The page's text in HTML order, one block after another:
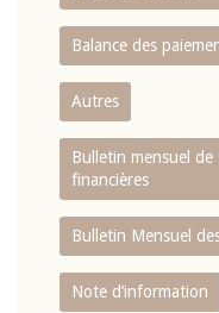
Balance des
Autres
Bulletin mensuel
financières
Bulletin Mensuel
Note d’information